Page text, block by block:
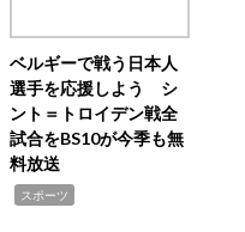
ベルギーで戦う日本人
選手を応援しよう シ
ント＝トロイデン戦全
試合をBS10が今季も無
料放送
スポーツ